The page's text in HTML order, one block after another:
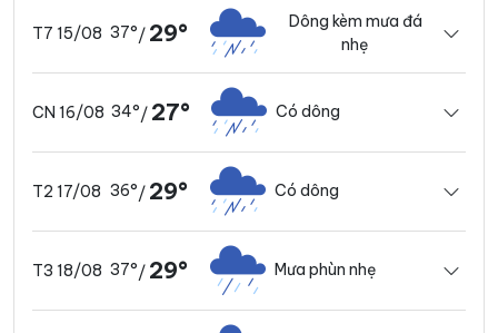
T7 15/08 37°/ 29°
Dông kèm mưa đá
nhẹ
CN 16/08 34°/ 27° Có dông
T2 17/08 36°/ 29° Có dông
T3 18/08 37°/ 29° Mưa phùn nhẹ